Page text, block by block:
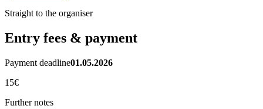
Straight to the organiser
Entry fees & payment
Payment deadline01.05.2026
15€
Further notes